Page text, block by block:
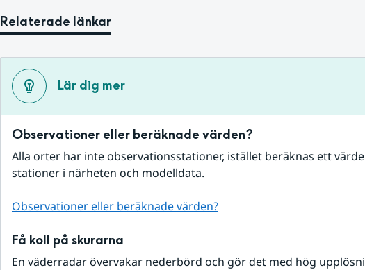
Relaterade länkar
Lär dig mer
Observationer eller beräknade värden?
Alla orter har inte observationsstationer, istället beräknas ett
stationer i närheten och modelldata.
Observationer eller beräknade värden?
Få koll på skurarna
En väderradar övervakar nederbörd och gör det med hög